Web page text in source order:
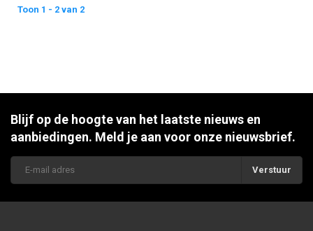
Toon 1 - 2 van 2
Blijf op de hoogte van het laatste nieuws en
aanbiedingen. Meld je aan voor onze nieuwsbrief.
Verstuur